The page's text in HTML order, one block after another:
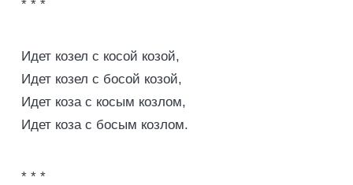
* * *
Идет козел с косой козой,
Идет козел с босой козой,
Идет коза с косым козлом,
Идет коза с босым козлом.
* * *